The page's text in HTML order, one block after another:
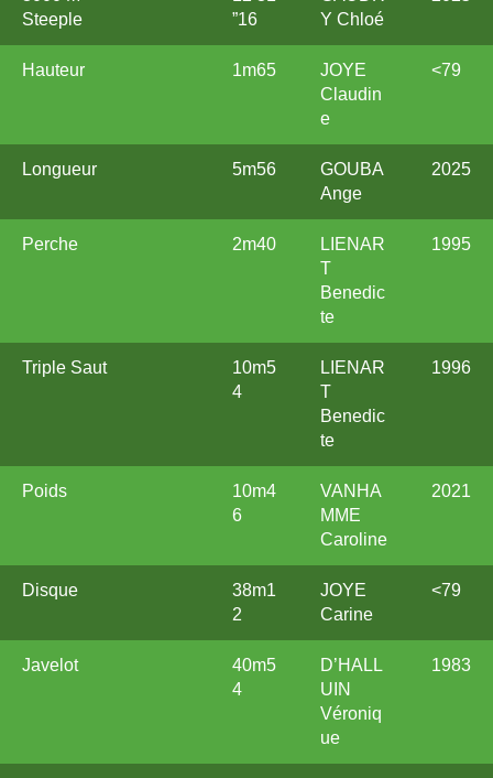
Steeple
”16
Y Chloé
Hauteur 1m65
JOYE
Claudin
e
<79
Longueur 5m56
GOUBA
Ange
2025
Perche 2m40
LIENAR
T
Benedic
te
1995
Triple Saut
10m5
4
LIENAR
T
Benedic
te
1996
Poids
10m4
6
VANHA
MME
Caroline
2021
Disque
38m1
2
JOYE
Carine
<79
Javelot
40m5
4
D’HALL
UIN
Véroniq
ue
1983